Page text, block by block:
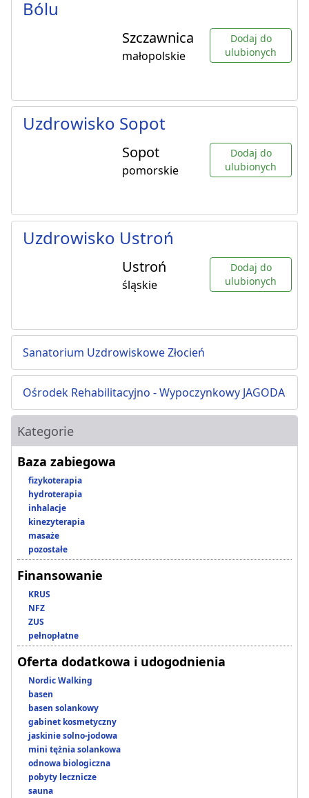
Bólu
Szczawnica
małopolskie
Dodaj do
ulubionych
Uzdrowisko Sopot
Sopot
pomorskie
Dodaj do
ulubionych
Uzdrowisko Ustroń
Ustroń
śląskie
Dodaj do
ulubionych
Sanatorium Uzdrowiskowe Złocień
Ośrodek Rehabilitacyjno - Wypoczynkowy JAGODA
Kategorie
Baza zabiegowa
fizykoterapia
hydroterapia
inhalacje
kinezyterapia
masaże
pozostałe
Finansowanie
KRUS
NFZ
ZUS
pełnopłatne
Oferta dodatkowa i udogodnienia
Nordic Walking
basen
basen solankowy
gabinet kosmetyczny
jaskinie solno-jodowa
mini tężnia solankowa
odnowa biologiczna
pobyty lecznicze
sauna